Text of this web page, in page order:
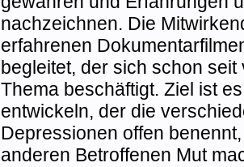
nachzeichnen. Die
erfahrenen
begleitet, der sich schon
Thema beschäftigt. Ziel ist
entwickeln, der die
Depressionen offen
anderen Betroffenen Mut